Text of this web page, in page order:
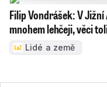
Filip Vondrášek: V
mnohem lehčeji, věci
Lidé a země